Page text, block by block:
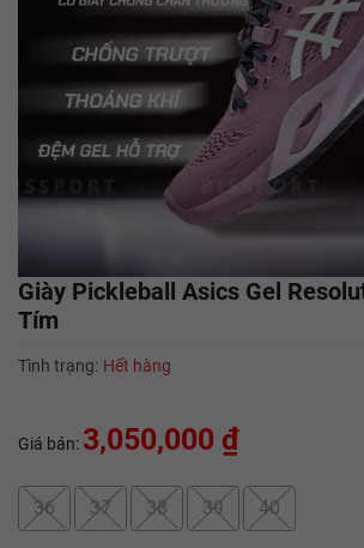
Giày Pickleball Asics Gel
Tím
Tình trạng: Hết hàng
Giá bán: 3,050,000 ₫
36 37 38 39 40